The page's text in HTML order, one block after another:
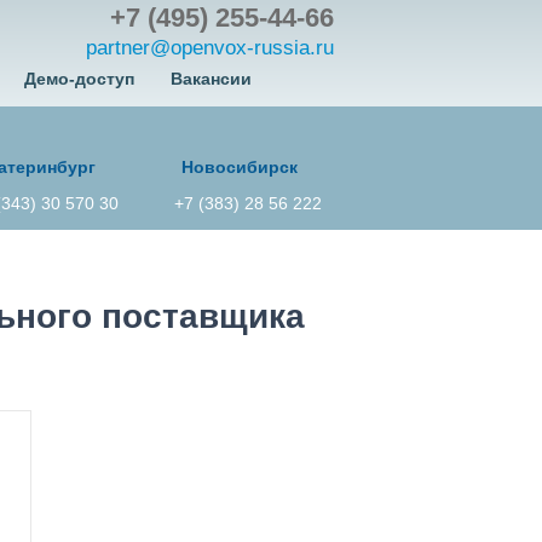
+7 (495) 255-44-66
partner@openvox-russia.ru
Демо-доступ Вакансии
30 570 30
Новосибирск
+7 (383) 28 56 222
поставщика